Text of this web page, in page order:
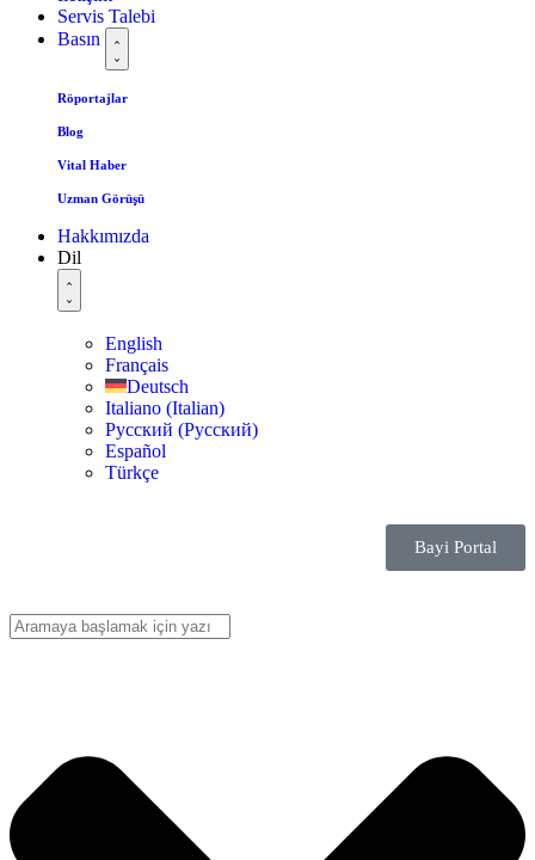
Servis Talebi
Basın
Röportajlar
Blog
Vital Haber
Uzman Görüşü
Hakkımızda
Dil
English
Français
Deutsch
Italiano (Italian)
Русский (Pусский)
Español
Türkçe
Bayi Portal